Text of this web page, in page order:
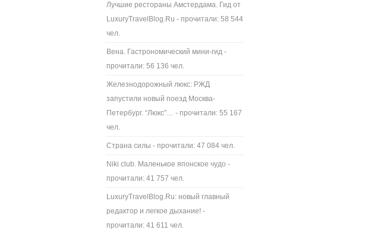
Лучшие рестораны Амстердама. Гид от
LuxuryTravelBlog.Ru - прочитали: 58 544
чел.
Вена. Гастрономический мини-гид -
прочитали: 56 136 чел.
Железнодорожный люкс: РЖД
запустили новый поезд Москва-
Петербург. “Люкс”… - прочитали: 55 167
чел.
Страна силы - прочитали: 47 084 чел.
Niki club. Маленькое японское чудо -
прочитали: 41 757 чел.
LuxuryTravelBlog.Ru: новый главный
редактор и легкое дыхание! -
прочитали: 41 611 чел.